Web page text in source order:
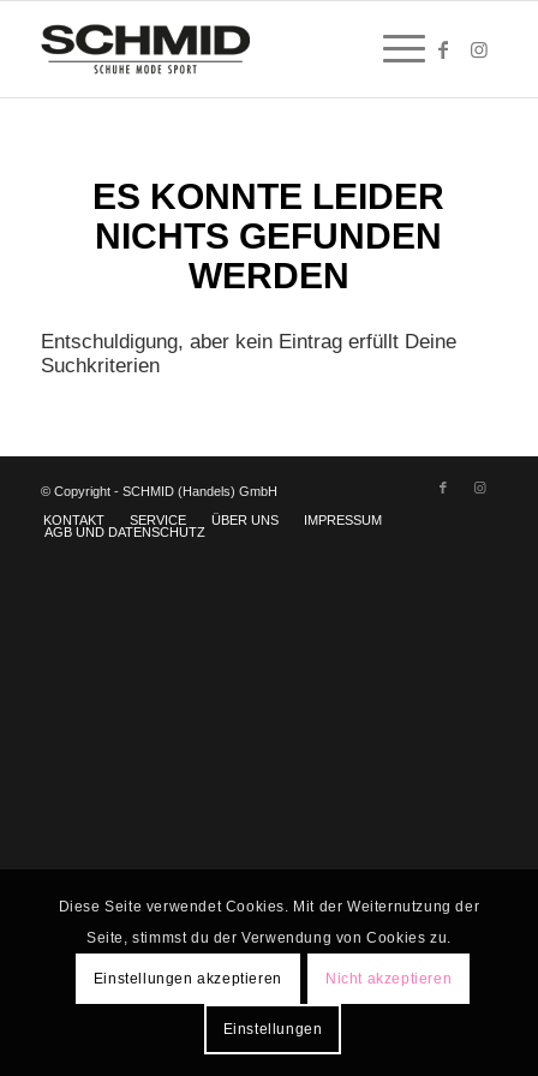
ES KONNTE LEIDER
NICHTS GEFUNDEN
WERDEN
Entschuldigung, aber kein Eintrag erfüllt Deine
Suchkriterien
© Copyright - SCHMID (Handels) GmbH
KONTAKT
SERVICE ÜBER UNS
IMPRESSUM
AGB UND DATENSCHUTZ
Diese Seite verwendet Cookies. Mit der Weiternutzung der
Seite, stimmst du der Verwendung von Cookies zu.
Einstellungen akzeptieren Nicht akzeptieren
Einstellungen